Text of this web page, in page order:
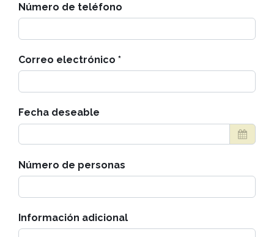
Número de teléfono
Correo electrónico
Fecha deseable
Número de personas
Información adicional